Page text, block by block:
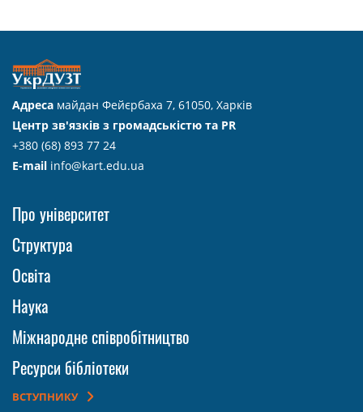
Адреса майдан Фейєрбаха 7, 61050, Харків
Центр зв'язків з громадськістю та PR
+380 (68) 893 77 24
E-mail info@kart.edu.ua
Про університет
Структура
Освіта
Наука
Міжнародне співробітництво
Ресурси бібліотеки
ВСТУПНИКУ